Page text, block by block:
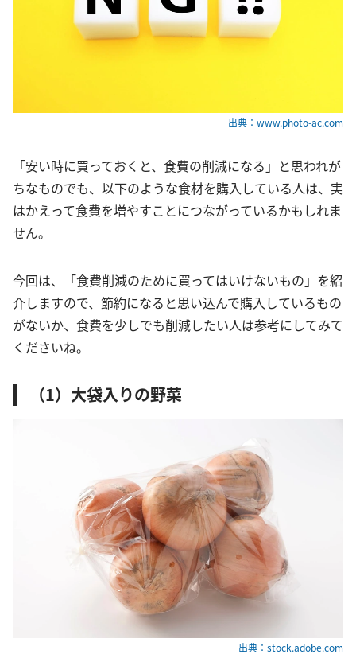
出典：www.photo-ac.com
「安い時に買っておくと、食費の削減になる」と思われが
ちなものでも、以下のような食材を購入している人は、実
はかえって食費を増やすことにつながっているかもしれま
せん。
今回は、「食費削減のために買ってはいけないもの」を紹
介しますので、節約になると思い込んで購入しているもの
がないか、食費を少しでも削減したい人は参考にしてみて
くださいね。
（1）大袋入りの野菜
出典：stock.adobe.com